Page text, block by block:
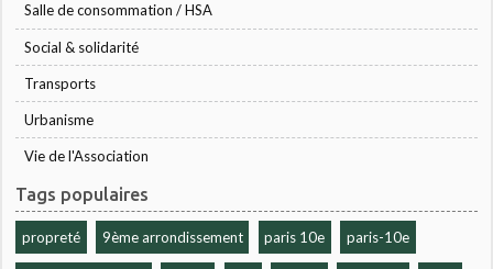
Salle de consommation / HSA
Social & solidarité
Transports
Urbanisme
Vie de l'Association
Tags populaires
propreté 9ème arrondissement paris 10e paris-10e